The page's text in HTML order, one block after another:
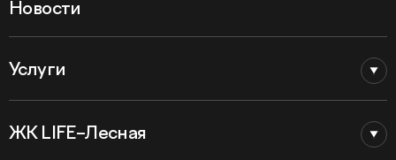
Новости
Услуги
ЖК LIFE–Лесная